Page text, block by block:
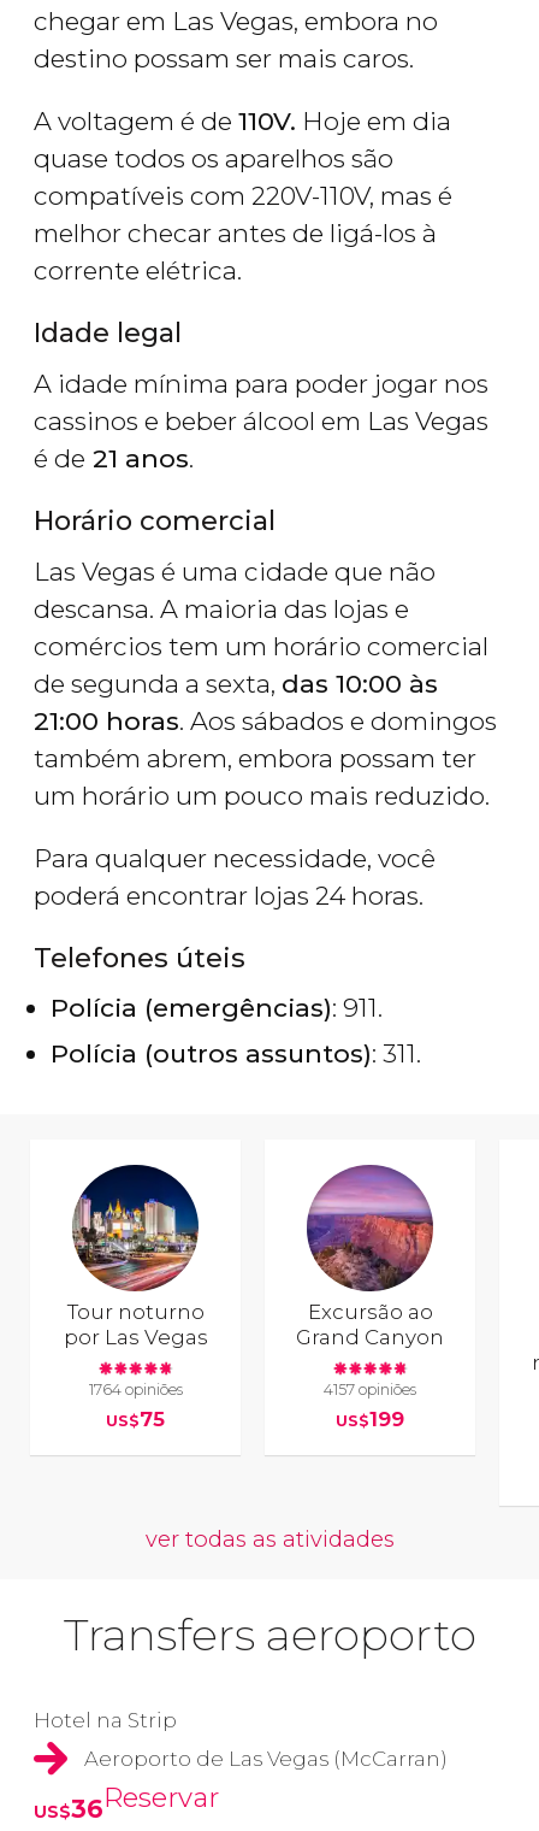
chegar em Las Vegas, embora no
destino possam ser mais caros.
A voltagem é de 110V. Hoje em dia
quase todos os aparelhos são
compatíveis com 220V-110V, mas é
melhor checar antes de ligá-los à
corrente elétrica.
Idade legal
A idade mínima para poder jogar nos
cassinos e beber álcool em Las Vegas
é de 21 anos.
Horário comercial
Las Vegas é uma cidade que não
descansa. A maioria das lojas e
comércios tem um horário comercial
de segunda a sexta, das 10:00 às
21:00 horas. Aos sábados e domingos
também abrem, embora possam ter
um horário um pouco mais reduzido.
Para qualquer necessidade, você
poderá encontrar lojas 24 horas.
Telefones úteis
Polícia (emergências): 911.
Polícia (outros assuntos): 311.
Tour noturno
por Las Vegas
1764 opiniões
US$75
Excursão ao
Grand Canyon
4157 opiniões
US$199
ver todas as atividades
Transfers aeroporto
Hotel na Strip
Aeroporto de Las Vegas (McCarran)
US$36Reservar